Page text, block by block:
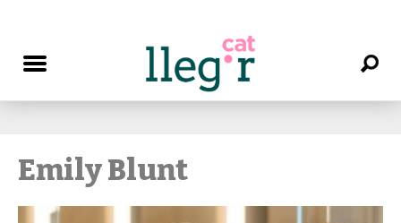
Emily Blunt